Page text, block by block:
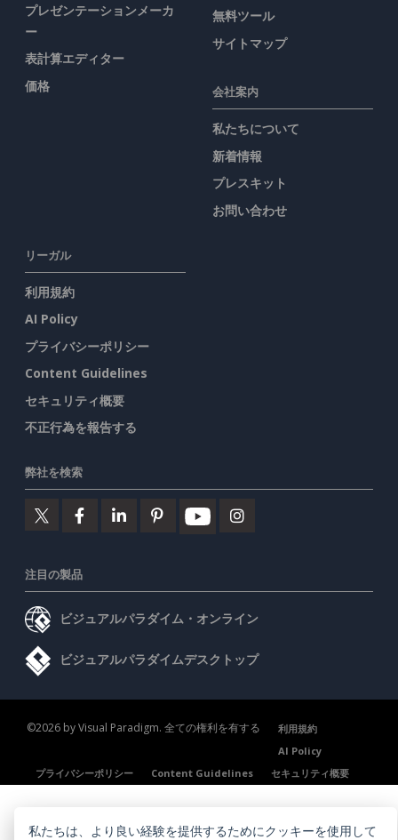
プレゼンテーションメーカ
ー
表計算エディター
価格
無料ツール
サイトマップ
会社案内
私たちについて
新着情報
プレスキット
お問い合わせ
リーガル
利用規約
AI Policy
プライバシーポリシー
Content Guidelines
セキュリティ概要
不正行為を報告する
弊社を検索
注目の製品
ビジュアルパラダイム・オンライン
ビジュアルパラダイムデスクトップ
©2026 by Visual Paradigm. 全ての権利を有する
利用規約
AI Policy
プライバシーポリシー
Content Guidelines セキュリティ概要
私たちは、より良い経験を提供するためにクッキーを使用して